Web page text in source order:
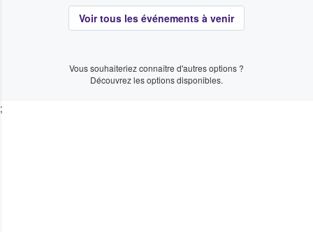
Voir tous les événements à venir
Vous souhaiteriez connaître d'autres options ?
Découvrez les options disponibles.
;